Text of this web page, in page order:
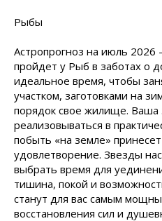
Рыбы
Астропрогноз на июль
пройдет у Рыб в заботах о
идеальное время, чтобы
участком, заготовками на
порядок свое жилище. Ваша
реализовываться в
побыть «на земле» принесет
удовлетворение. Звезды
выбрать время для
тишина, покой и
станут для вас самым
восстановления сил и